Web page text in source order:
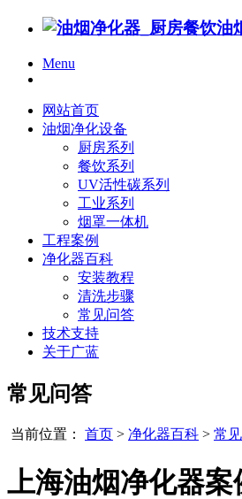
Menu
网站首页
油烟净化设备
厨房系列
餐饮系列
UV活性碳系列
工业系列
烟罩一体机
工程案例
净化器百科
安装教程
清洗步骤
常见问答
技术支持
关于广蓝
常见问答
当前位置： 首页 > 净化器百科 > 常
上海油烟净化器案